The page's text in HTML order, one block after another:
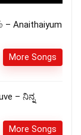
Anaithaiyum
More Songs
– ನಿನ್ನ
More Songs